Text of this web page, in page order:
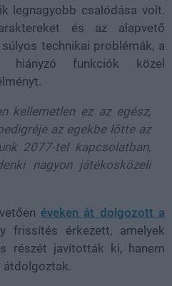
legnagyobb csalódása volt.
és az alapvető
technikai problémák, a
funkciók közel
kellemetlen ez az egész,
az egekbe lőtte az
2077-tel kapcsolatban,
nagyon játékosközeli
éveken át dolgozott a
frissítés érkezett, amelyek
részét javították ki, hanem
átdolgoztak.